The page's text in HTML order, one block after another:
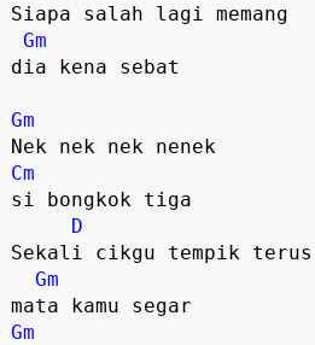
Siapa salah lagi memang
Gm
dia kena sebat
Gm
Cm
si bongkok tiga
D
Sekali cikgu tempik terus
Gm
Gm